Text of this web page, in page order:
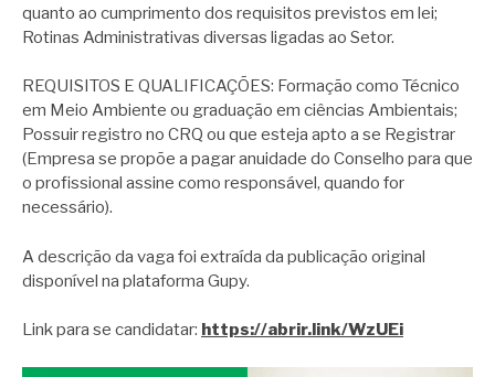
quanto ao cumprimento dos requisitos previstos em lei;
Rotinas Administrativas diversas ligadas ao Setor.
REQUISITOS E QUALIFICAÇÕES: Formação como Técnico
em Meio Ambiente ou graduação em ciências Ambientais;
Possuir registro no CRQ ou que esteja apto a se Registrar
(Empresa se propõe a pagar anuidade do Conselho para que
o profissional assine como responsável, quando for
necessário).
A descrição da vaga foi extraída da publicação original
disponível na plataforma Gupy.
Link para se candidatar: https://abrir.link/WzUEi